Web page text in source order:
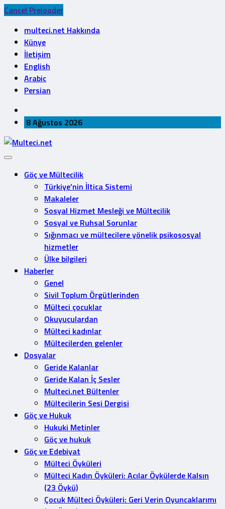
Cancel Preloader
multeci.net Hakkında
Künye
İletişim
English
Arabic
Persian
8 Ağustos 2026
Göç ve Mültecilik
Türkiye’nin İltica Sistemi
Makaleler
Sosyal Hizmet Mesleği ve Mültecilik
Sosyal ve Ruhsal Sorunlar
Sığınmacı ve mültecilere yönelik psikososyal
hizmetler
Ülke bilgileri
Haberler
Genel
Sivil Toplum Örgütlerinden
Mülteci çocuklar
Okuyuculardan
Mülteci kadınlar
Mültecilerden gelenler
Dosyalar
Geride Kalanlar
Geride Kalan İç Sesler
Multeci.net Bültenler
Mültecilerin Sesi Dergisi
Göç ve Hukuk
Hukuki Metinler
Göç ve hukuk
Göç ve Edebiyat
Mülteci Öyküleri
Mülteci Kadın Öyküleri: Acılar Öykülerde Kalsın
(23 Öykü)
Çocuk Mülteci Öyküleri: Geri Verin Oyuncaklarımı